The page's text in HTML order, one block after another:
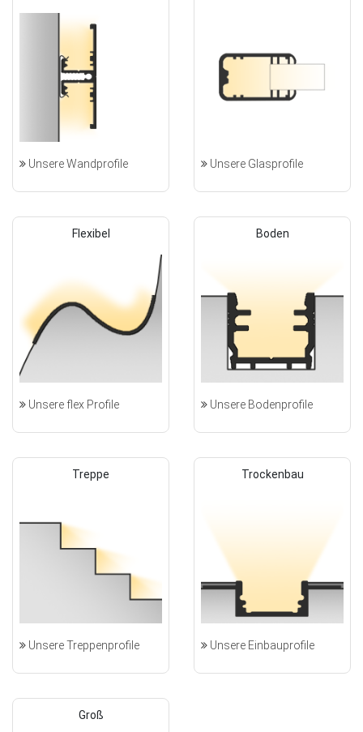
Unsere Wandprofile Unsere Glasprofile
Flexibel
Unsere flex Profile
Boden
Unsere Bodenprofile
Treppe
Unsere Treppenprofile
Trockenbau
Unsere Einbauprofile
Groß